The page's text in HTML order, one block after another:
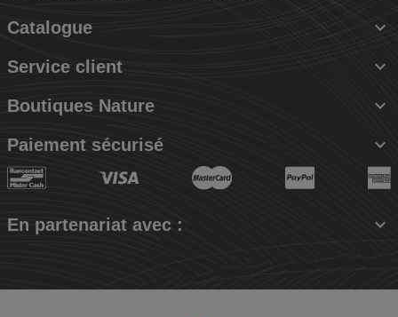
Catalogue 
Service client 
Boutiques Nature 
Paiement sécurisé 
En partenariat avec : 